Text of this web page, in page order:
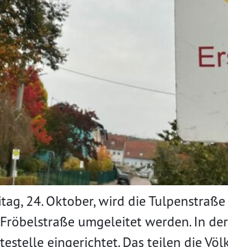
24. Oktober, wird die
umgeleitet werden. In
eingerichtet. Das teilen die